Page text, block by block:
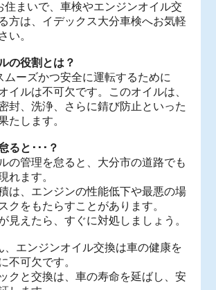
住まいで、車検やエンジンオイル交
方は、イデックス大分車検へお気軽
い。
の役割とは？
ムーズかつ安全に運転するために
イルは不可欠です。このオイルは、
封、洗浄、さらに錆び防止といった
たします。
ると･･･？
の管理を怠ると、大分市の道路でも
れます。
は、エンジンの性能低下や最悪の場
クをもたらすことがあります。
見えたら、すぐに対処しましょう。
、エンジンオイル交換は車の健康を
不可欠です。
クと交換は、車の寿命を延ばし、安